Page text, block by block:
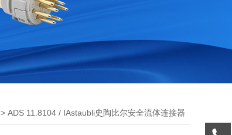
> ADS 11.8104 / IAstaubli史陶比尔安全流体连接器